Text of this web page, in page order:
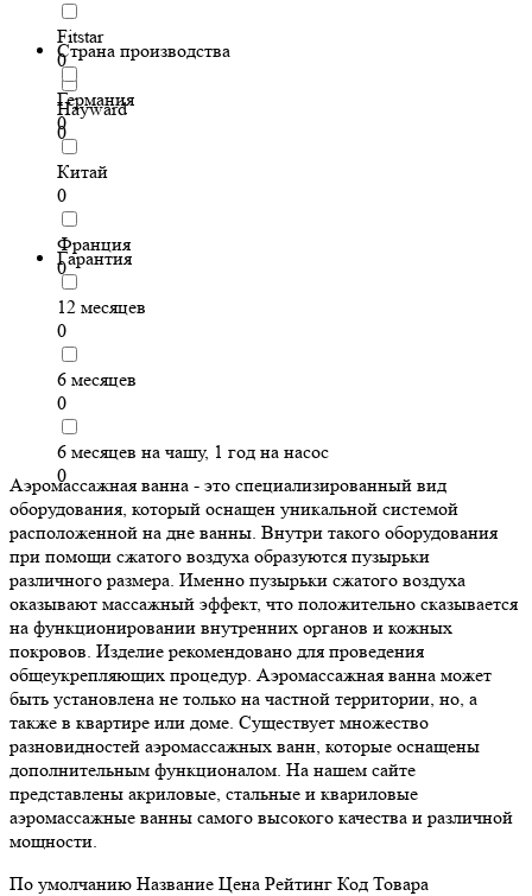
Fitstar
0
Hayward
0
Страна производства
Германия
0
Китай
0
Франция
0
Гарантия
12 месяцев
0
6 месяцев
0
6 месяцев на чашу, 1 год на насос
0
Аэромассажная ванна - это специализированный вид
оборудования, который оснащен уникальной системой
расположенной на дне ванны. Внутри такого оборудования
при помощи сжатого воздуха образуются пузырьки
различного размера. Именно пузырьки сжатого воздуха
оказывают массажный эффект, что положительно сказывается
на функционировании внутренних органов и кожных
покровов. Изделие рекомендовано для проведения
общеукрепляющих процедур. Аэромассажная ванна может
быть установлена не только на частной территории, но, а
также в квартире или доме. Существует множество
разновидностей аэромассажных ванн, которые оснащены
дополнительным функционалом. На нашем сайте
представлены акриловые, стальные и квариловые
аэромассажные ванны самого высокого качества и различной
мощности.
По умолчанию Название Цена Рейтинг Код Товара